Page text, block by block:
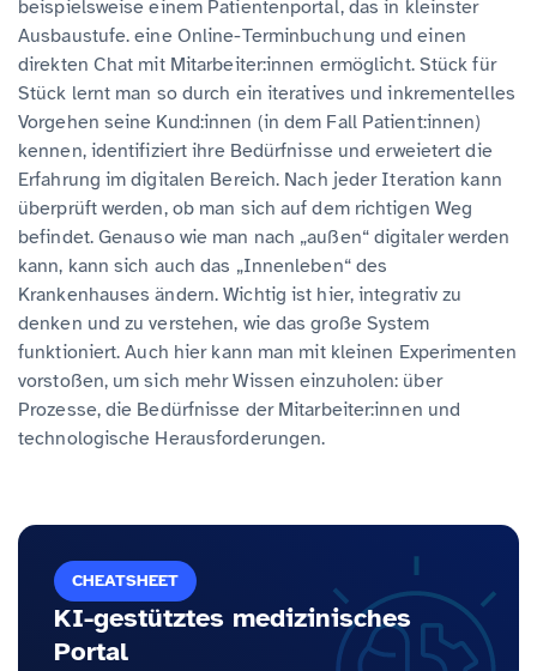
beispielsweise einem Patientenportal, das in kleinster
Ausbaustufe. eine Online-Terminbuchung und einen
direkten Chat mit Mitarbeiter:innen ermöglicht. Stück für
Stück lernt man so durch ein iteratives und inkrementelles
Vorgehen seine Kund:innen (in dem Fall Patient:innen)
kennen, identifiziert ihre Bedürfnisse und erweietert die
Erfahrung im digitalen Bereich. Nach jeder Iteration kann
überprüft werden, ob man sich auf dem richtigen Weg
befindet. Genauso wie man nach „außen“ digitaler werden
kann, kann sich auch das „Innenleben“ des
Krankenhauses ändern. Wichtig ist hier, integrativ zu
denken und zu verstehen, wie das große System
funktioniert. Auch hier kann man mit kleinen Experimenten
vorstoßen, um sich mehr Wissen einzuholen: über
Prozesse, die Bedürfnisse der Mitarbeiter:innen und
technologische Herausforderungen.
CHEATSHEET
KI-gestütztes medizinisches
Portal